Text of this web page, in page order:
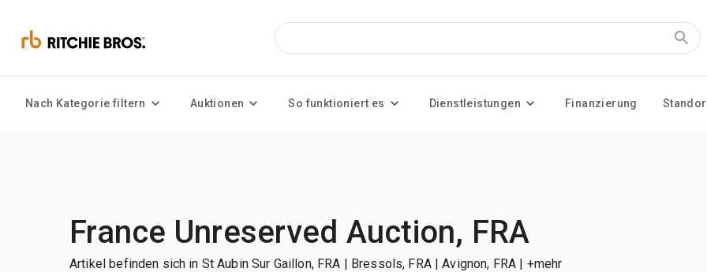
Nach Kategorie filtern Auktionen So funktioniert es Dienstleistungen Finanzierung
France Unreserved Auction, FRA
Artikel befinden sich in St Aubin Sur Gaillon, FRA | Bressols, FRA | Avignon, FRA | +mehr